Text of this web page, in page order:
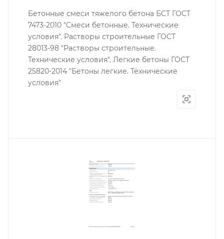
Бетонные смеси тяжелого бетона БСТ ГОСТ
7473-2010 "Смеси бетонные. Технические
условия". Растворы строительные ГОСТ
28013-98 "Растворы строительные.
Технические условия". Легкие бетоны ГОСТ
25820-2014 "Бетоны легкие. Технические
условия"